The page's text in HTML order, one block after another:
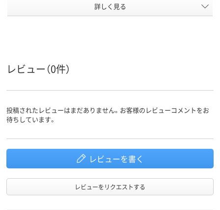
キャスター
詳しく見る
レビュー（0件）
投稿されたレビューはまだありません。お客様のレビューコメントをお
待ちしています。
レビューを書く
レビューをリクエストする